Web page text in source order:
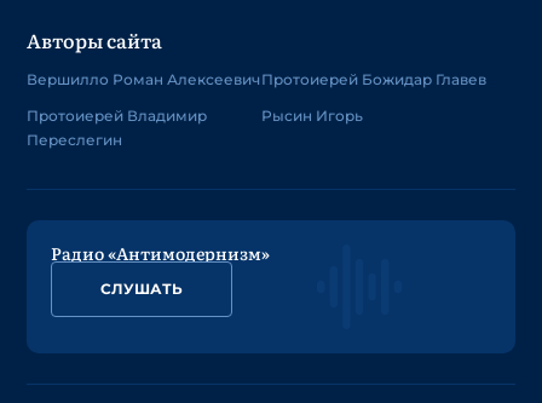
Авторы сайта
Вершилло Роман Алексеевич
Протоиерей Владимир
Переслегин
Протоиерей Божидар Главев
Рысин Игорь
Радио «Антимодернизм»
СЛУШАТЬ